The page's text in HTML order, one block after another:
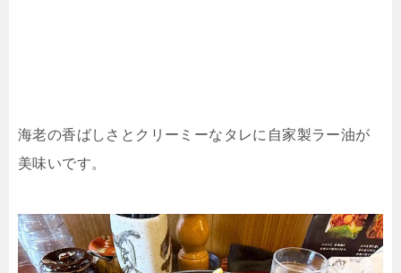
海老の香ばしさとクリーミーなタレに自家製ラー油が
美味いです。